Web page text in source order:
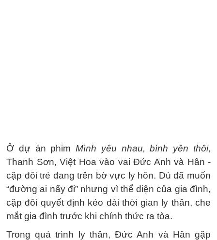
Ở dự án phimMình yêu nhau, bình yên thôi,
Thanh Sơn, Việt Hoa vào vai Đức Anh và Hân -
cặp đôi trẻ đang trên bờ vực ly hôn. Dù đã muốn
“đường ai nấy đi” nhưng vì thể diện của gia đình,
cặp đôi quyết định kéo dài thời gian ly thân, che
mắt gia đình trước khi chính thức ra tòa.
Trong quá trình ly thân, Đức Anh và Hân gặp